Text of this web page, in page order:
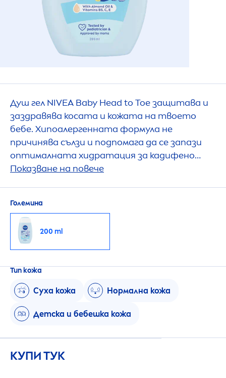
Душ гел NIVEA Baby Head to Toe защитава и
заздравява косата и кожата на твоето
бебе. Хипоалергенната формула не
причинява сълзи и подпомага да се запази
оптималната хидратация за кадифено
мека кожа и чиста коса, която не се заплита.
Показване на повече
Големина
200 ml
Тип кожа
Суха кожа Нормална кожа
Детска и бебешка кожа
КУПИ ТУК